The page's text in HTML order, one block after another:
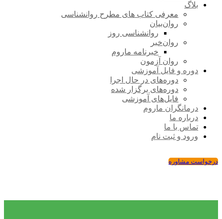
بلاگ
معرفی کتاب های مطرح روانشناسی
روان‌بیان
روانشناسی روز
روان‌خبر
خبرنامه ماروم
روان آزمون
دوره و فایل آموزشی
دوره‌های در حال اجرا
دوره‌های برگزار شده
فایل‌های آموزشی
درمانگران ماروم
درباره ما
تماس با ما
ورود و ثبت نام
درخواست مشاوره